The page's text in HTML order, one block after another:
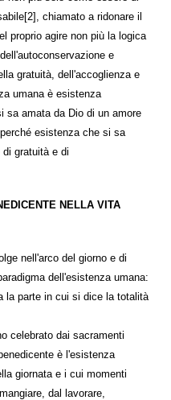
chiamato a ridonare il
proprio agire non più la logica
e
gratuità, dell'accoglienza e
umana è esistenza
sa amata da Dio di un amore
esistenza che si sa
gratuità e di
NELLA VITA
nell'arco del giorno e di
dell'esistenza umana:
la parte in cui si dice la totalità
celebrato dai sacramenti
è l'esistenza
giornata e i cui momenti
dal lavorare,